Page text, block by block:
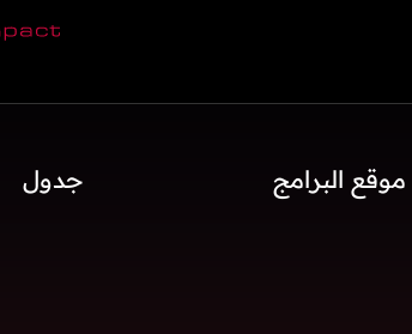
موقع البرامج جدول